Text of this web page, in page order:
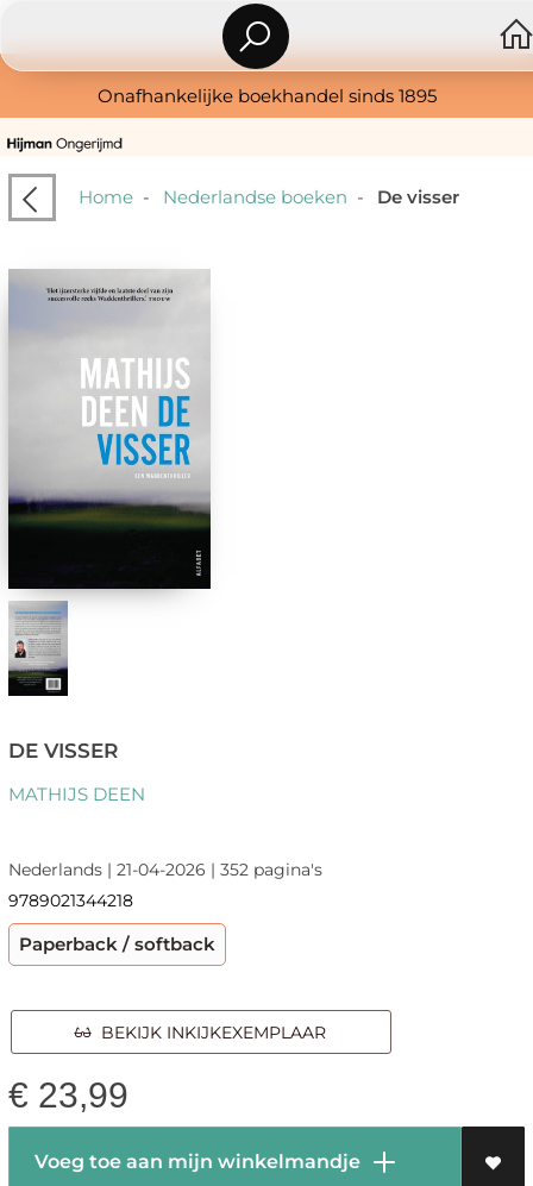
Onafhankelijke boekhandel sinds 1895
Home- Nederlandse boeken - De visser
DE VISSER
MATHIJS DEEN
Nederlands | 21-04-2026 | 352 pagina's
9789021344218
Paperback / softback
BEKIJK INKIJKEXEMPLAAR
€ 23,99
Voeg toe aan mijn winkelmandje